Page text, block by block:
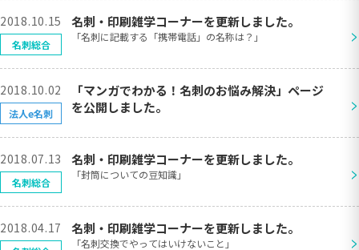
2018.10.15 名刺・印刷雑学コーナーを更新しました。
「名刺に記載する「携帯電話」の名称は？」 >
名刺総合
2018.10.02
「マンガでわかる！名刺のお悩み解決」ページ
を公開しました。
>
法人e名刺
2018.07.13 名刺・印刷雑学コーナーを更新しました。
「封筒についての豆知識」 >
名刺総合
2018.04.17 名刺・印刷雑学コーナーを更新しました。
「名刺交換でやってはいけないこと」 >